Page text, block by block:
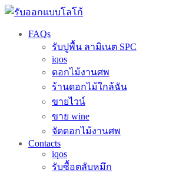
FAQs
รับปูพื้น ลามิเนต SPC
iqos
ดอกไม้งานศพ
ร้านดอกไม้ใกล้ฉัน
ขายไวน์
ขาย wine
จัดดอกไม้งานศพ
Contacts
iqos
รับซื้อตลับหมึก